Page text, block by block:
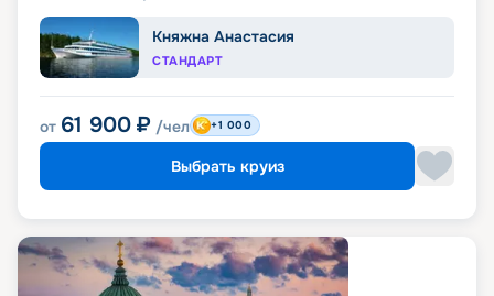
Княжна Анастасия
СТАНДАРТ
от 61 900 ₽ /чел +1 000
Выбрать круиз